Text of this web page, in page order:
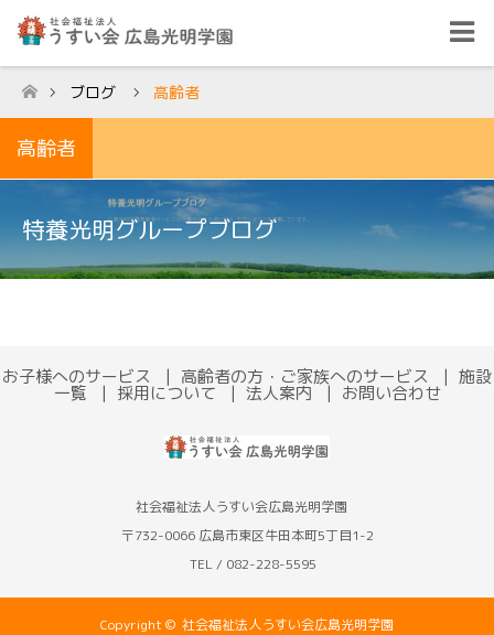
ホーム
ブログ 高齢者
高齢者
特養光明グループブログ
お子様へのサービス 高齢者の方・ご家族へのサービス 施設
一覧 採用について 法人案内 お問い合わせ
社会福祉法人うすい会広島光明学園
〒732-0066 広島市東区牛田本町5丁目1-2
TEL / 082-228-5595
Copyright © 社会福祉法人うすい会広島光明学園